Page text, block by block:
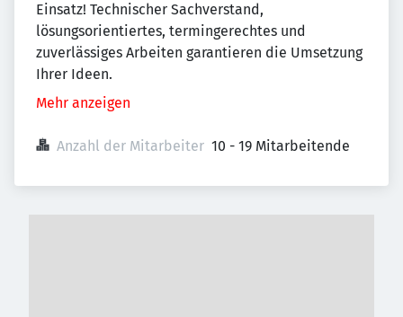
Einsatz! Technischer Sachverstand,
lösungsorientiertes, termingerechtes und
zuverlässiges Arbeiten garantieren die Umsetzung
Ihrer Ideen.
Mehr anzeigen
Anzahl der Mitarbeiter 10 - 19 Mitarbeitende